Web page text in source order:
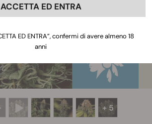
+ 5
ACCETTA ED ENTRA
ED ENTRA”, confermi di avere almeno 18
anni